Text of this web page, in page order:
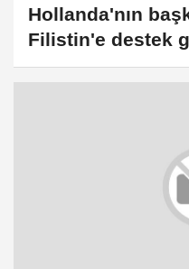
Hollanda'nın
Filistin'e destek